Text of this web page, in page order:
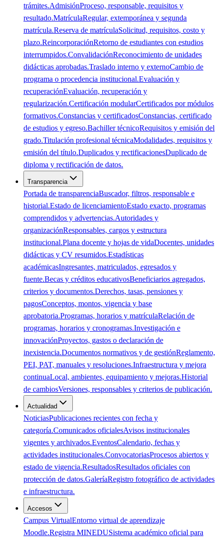
trámites.AdmisiónProceso, responsable, requisitos y
resultado.MatrículaRegular, extemporánea y segunda
matrícula.Reserva de matrículaSolicitud, requisitos, costo y
plazo.ReincorporaciónRetorno de estudiantes con estudios
interrumpidos.ConvalidaciónReconocimiento de unidades
didácticas aprobadas.Traslado interno y externoCambio de
programa o procedencia institucional.Evaluación y
recuperaciónEvaluación, recuperación y
regularización.Certificación modularCertificados por módulos
formativos.Constancias y certificadosConstancias, certificado
de estudios y egreso.Bachiller técnicoRequisitos y emisión del
grado.Titulación profesional técnicaModalidades, requisitos y
emisión del título.Duplicados y rectificacionesDuplicado de
diploma y rectificación de datos.
Transparencia
Portada de transparenciaBuscador, filtros, responsable e
historial.Estado de licenciamientoEstado exacto, programas
comprendidos y advertencias.Autoridades y
organizaciónResponsables, cargos y estructura
institucional.Plana docente y hojas de vidaDocentes, unidades
didácticas y CV resumidos.Estadísticas
académicasIngresantes, matriculados, egresados y
fuente.Becas y créditos educativosBeneficiarios agregados,
criterios y documentos.Derechos, tasas, pensiones y
pagosConceptos, montos, vigencia y base
aprobatoria.Programas, horarios y matrículaRelación de
programas, horarios y cronogramas.Investigación e
innovaciónProyectos, gastos o declaración de
inexistencia.Documentos normativos y de gestiónReglamento,
PEI, PAT, manuales y resoluciones.Infraestructura y mejora
continuaLocal, ambientes, equipamiento y mejoras.Historial
de cambiosVersiones, responsables y criterios de publicación.
Actualidad
NoticiasPublicaciones recientes con fecha y
categoría.Comunicados oficialesAvisos institucionales
vigentes y archivados.EventosCalendario, fechas y
actividades institucionales.ConvocatoriasProcesos abiertos y
estado de vigencia.ResultadosResultados oficiales con
protección de datos.GaleríaRegistro fotográfico de actividades
e infraestructura.
Accesos
Campus VirtualEntorno virtual de aprendizaje
Moodle.Registra MINEDUSistema académico oficial para